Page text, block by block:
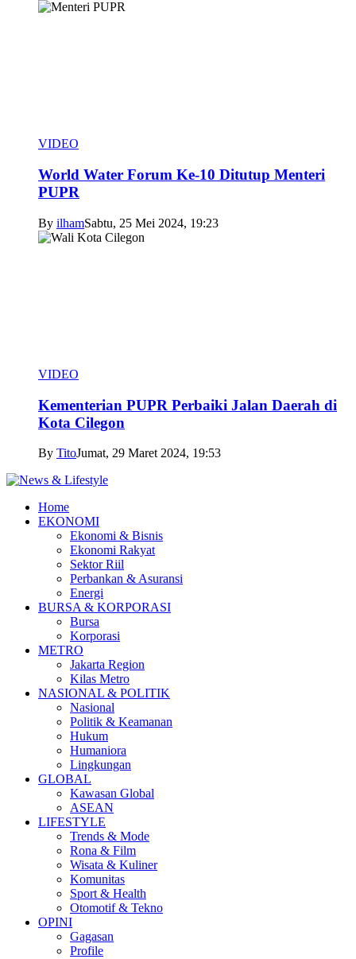
VIDEO
World Water Forum Ke-10 Ditutup Menteri
PUPR
By ilhamSabtu, 25 Mei 2024, 19:23
VIDEO
Kementerian PUPR Perbaiki Jalan Daerah di
Kota Cilegon
By TitoJumat, 29 Maret 2024, 19:53
Home
EKONOMI
Ekonomi & Bisnis
Ekonomi Rakyat
Sektor Riil
Perbankan & Asuransi
Energi
BURSA & KORPORASI
Bursa
Korporasi
METRO
Jakarta Region
Kilas Metro
NASIONAL & POLITIK
Nasional
Politik & Keamanan
Hukum
Humaniora
Lingkungan
GLOBAL
Kawasan Global
ASEAN
LIFESTYLE
Trends & Mode
Rona & Film
Wisata & Kuliner
Komunitas
Sport & Health
Otomotif & Tekno
OPINI
Gagasan
Profile